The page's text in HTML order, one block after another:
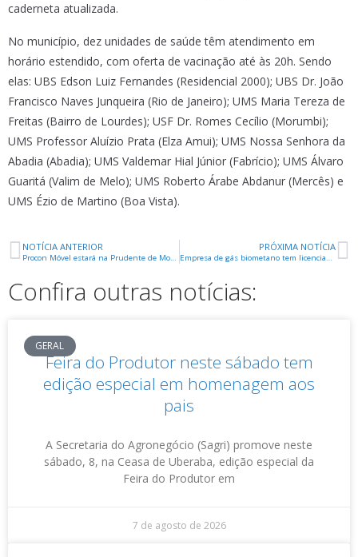
caderneta atualizada.
No município, dez unidades de saúde têm atendimento em
horário estendido, com oferta de vacinação até às 20h. Sendo
elas: UBS Edson Luiz Fernandes (Residencial 2000); UBS Dr. João
Francisco Naves Junqueira (Rio de Janeiro); UMS Maria Tereza de
Freitas (Bairro de Lourdes); USF Dr. Romes Cecílio (Morumbi);
UMS Professor Aluízio Prata (Elza Amui); UMS Nossa Senhora da
Abadia (Abadia); UMS Valdemar Hial Júnior (Fabrício); UMS Álvaro
Guaritá (Valim de Melo); UMS Roberto Árabe Abdanur (Mercês) e
UMS Ézio de Martino (Boa Vista).
NOTÍCIA ANTERIOR
Procon Móvel estará na Prudente de Morais nesta sexta-feira
PRÓXIMA NOTÍCIA
Empresa de gás biometano tem licenciamento aprovado pelo Conselho Municipal de Meio Ambiente
Confira outras notícias:
GERAL
Feira do Produtor neste sábado tem
edição especial em homenagem aos
pais
A Secretaria do Agronegócio (Sagri) promove neste
sábado, 8, na Ceasa de Uberaba, edição especial da
Feira do Produtor em
7 de agosto de 2026